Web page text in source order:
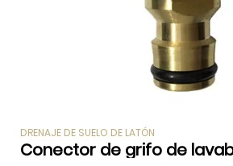
DRENAJE DE SUELO DE LATÓN
Conector de grifo de